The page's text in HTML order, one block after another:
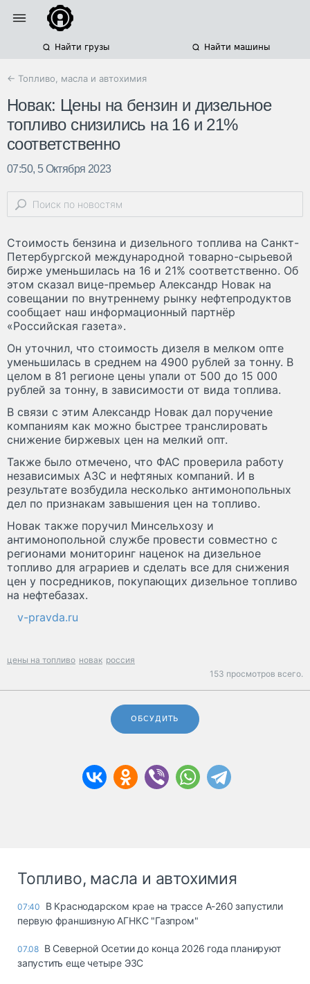
Найти грузы Найти машины
← Топливо, масла и автохимия
Новак: Цены на бензин и дизельное
топливо снизились на 16 и 21%
соответственно
07:50, 5 Октября 2023
Стоимость бензина и дизельного топлива на Санкт-
Петербургской международной товарно-сырьевой
бирже уменьшилась на 16 и 21% соответственно. Об
этом сказал вице-премьер Александр Новак на
совещании по внутреннему рынку нефтепродуктов
сообщает наш информационный партнёр
«Российская газета».
Он уточнил, что стоимость дизеля в мелком опте
уменьшилась в среднем на 4900 рублей за тонну. В
целом в 81 регионе цены упали от 500 до 15 000
рублей за тонну, в зависимости от вида топлива.
В связи с этим Александр Новак дал поручение
компаниям как можно быстрее транслировать
снижение биржевых цен на мелкий опт.
Также было отмечено, что ФАС проверила работу
независимых АЗС и нефтяных компаний. И в
результате возбудила несколько антимонопольных
дел по признакам завышения цен на топливо.
Новак также поручил Минсельхозу и
антимонопольной службе провести совместно с
регионами мониторинг наценок на дизельное
топливо для аграриев и сделать все для снижения
цен у посредников, покупающих дизельное топливо
на нефтебазах.
v-pravda.ru
цены на топливо новак россия
153 просмотров всего.
ОБСУДИТЬ
Топливо, масла и автохимия
07:40
В Краснодарском крае на трассе А-260 запустили
первую франшизную АГНКС "Газпром"
07.08 В Северной Осетии до конца 2026 года планируют
запустить еще четыре ЭЗС